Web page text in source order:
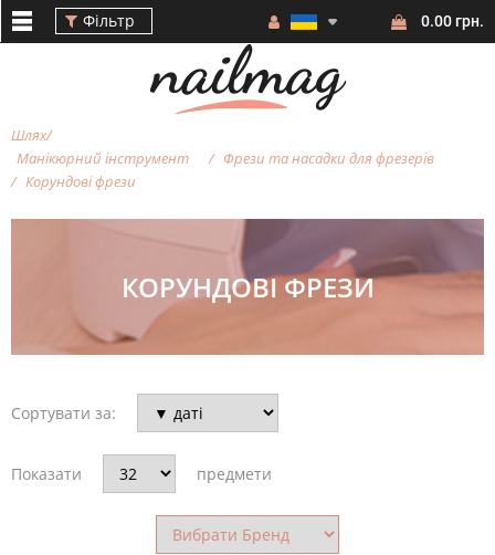
Фільтр 0.00 грн.
Шлях
Манікюрний інструмент
Фрези та насадки для фрезерiв
Корундові фрези
ВАРТІСТЬ
КОРУНДОВІ ФРЕЗИ
Сортувати за:
Показати предмети